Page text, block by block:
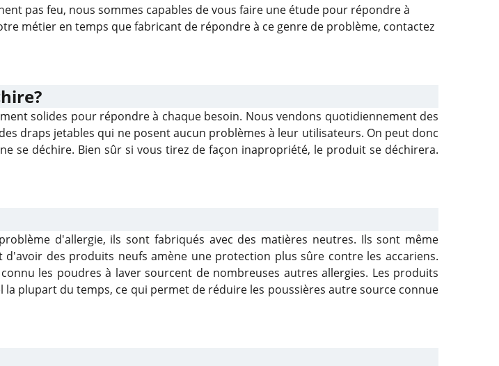
pas feu, nous sommes capables de vous faire une étude pour répondre à
métier en temps que fabricant de répondre à ce genre de problème, contactez
solides pour répondre à chaque besoin. Nous vendons quotidiennement des
draps jetables qui ne posent aucun problèmes à leur utilisateurs. On peut donc
se déchire. Bien sûr si vous tirez de façon inapropriété, le produit se déchirera.
d'allergie, ils sont fabriqués avec des matières neutres. Ils sont même
d'avoir des produits neufs amène une protection plus sûre contre les accariens.
les poudres à laver sourcent de nombreuses autres allergies. Les produits
la plupart du temps, ce qui permet de réduire les poussières autre source connue